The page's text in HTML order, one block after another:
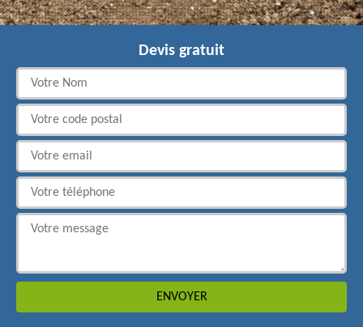
Devis gratuit